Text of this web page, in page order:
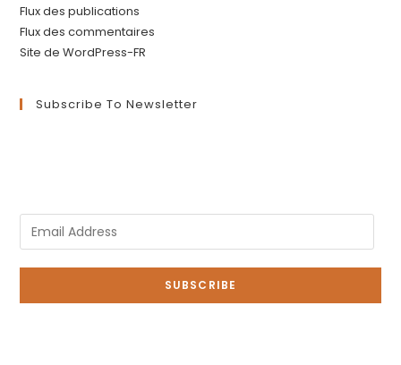
Flux des publications
Flux des commentaires
Site de WordPress-FR
Subscribe To Newsletter
SUBSCRIBE